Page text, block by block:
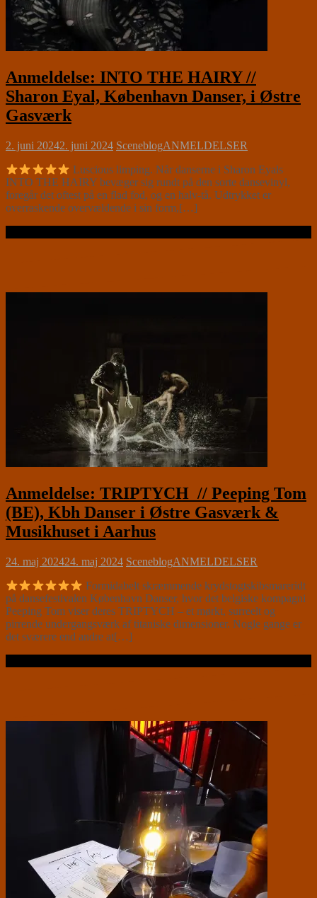
Anmeldelse: INTO THE HAIRY //
Sharon Eyal, København Danser, i Østre
Gasværk
2. juni 20242. juni 2024 SceneblogANMELDELSER
Luscious limping. Når danserne i Sharon Eyals
INTO THE HAIRY bevæger sig rundt på den sorte dansevinyl,
foregår det oftest på en flad fod, og en halv-tå. Udtrykket er
overraskende overvældende i sin form,[…]
Anmeldelse: TRIPTYCH // Peeping Tom
(BE), Kbh Danser i Østre Gasværk &
Musikhuset i Aarhus
24. maj 202424. maj 2024 SceneblogANMELDELSER
Formidabelt skræmmende krydstogtskibsmareridt
på dansefestivalen København Danser, hvor det belgiske kompagni
Peeping Tom viser deres TRIPTYCH – et mørkt, surreelt og
pirrende undergangsværk af titaniske dimensioner. Nogle gange er
det sværere end andre at[…]